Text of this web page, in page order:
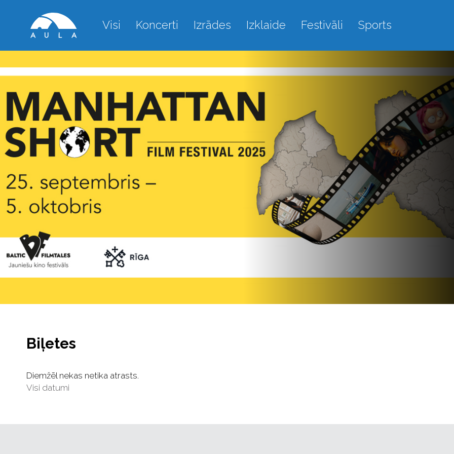
Visi Koncerti Izrādes Izklaide Festivāli Sports
Biļetes
Diemžēl nekas netika atrasts.
Visi datumi